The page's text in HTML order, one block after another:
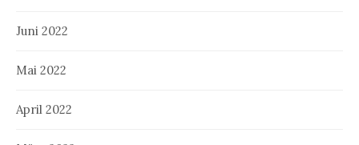
Juni 2022
Mai 2022
April 2022